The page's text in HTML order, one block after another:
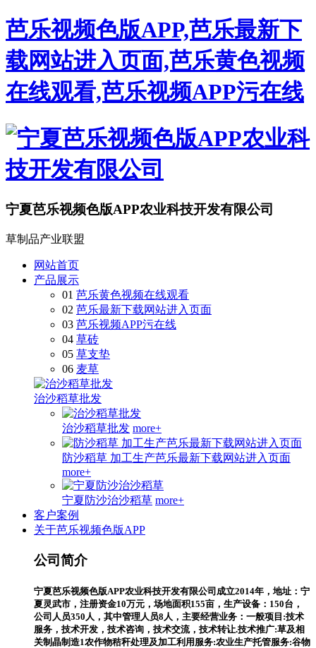
芭乐视频色版APP,芭乐最新下
载网站进入页面,芭乐黄色视频
在线观看,芭乐视频APP污在线
宁夏芭乐视频色版APP农业科技开发有限公司
草制品产业联盟
网站首页
产品展示
01 芭乐黄色视频在线观看
02 芭乐最新下载网站进入页面
03 芭乐视频APP污在线
04 草砖
05 草支垫
06 麦草
治沙稻草批发
治沙稻草批发 more+
防沙稻草 加工生产芭乐最新下载网站进入页面
more+
宁夏防沙治沙稻草 more+
客户案例
关于芭乐视频色版APP
公司简介
宁夏芭乐视频色版APP农业科技开发有限公司成立2014年，地址：宁
夏灵武市，注册资金10万元，场地面积155亩，生产设备：150台，
公司人员350人，其中管理人员8人，主要经营业务：一般项目:技术
服务，技术开发，技术咨询，技术交流，技术转让.技术推广:草及相
关制晶制造1农作物秸秆处理及加工利用服务:农业生产托管服务:谷物